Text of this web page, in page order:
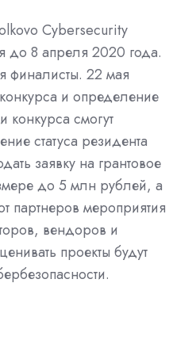
Cybersecurity
до 8 апреля 2020 года.
финалисты. 22 мая
и определение
конкурса смогут
статуса резидента
заявку на грантовое
до 5 млн рублей, а
партнеров мероприятия
вендоров и
проекты будут